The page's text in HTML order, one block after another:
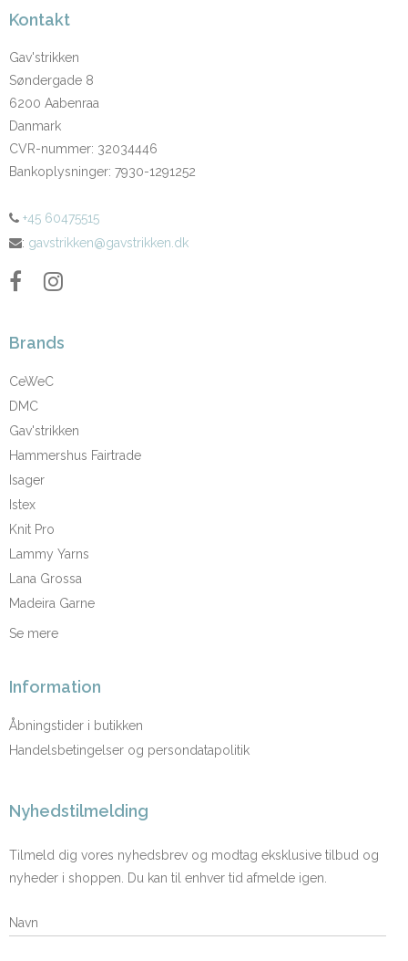
Kontakt
Gav'strikken
Søndergade 8
6200 Aabenraa
Danmark
CVR-nummer: 32034446
Bankoplysninger: 7930-1291252
+45 60475515
: gavstrikken@gavstrikken.dk
Brands
CeWeC
DMC
Gav'strikken
Hammershus Fairtrade
Isager
Istex
Knit Pro
Lammy Yarns
Lana Grossa
Madeira Garne
Se mere
Information
Åbningstider i butikken
Handelsbetingelser og persondatapolitik
Nyhedstilmelding
Tilmeld dig vores nyhedsbrev og modtag eksklusive tilbud og
nyheder i shoppen. Du kan til enhver tid afmelde igen.